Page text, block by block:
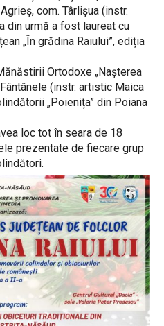
com. Târlișua (instr.
din urmă a fost laureat cu
„În grădina Raiului”, ediția
Ortodoxe „Nașterea
(instr. artistic Maica
„Poienița” din Poiana
loc tot în seara de 18
prezentate de fiecare grup